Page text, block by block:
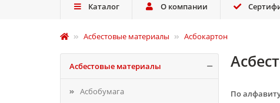
Каталог О компании
Асбестовые материалы Асбокартон
Асбестовые материалы
Асбобумага По